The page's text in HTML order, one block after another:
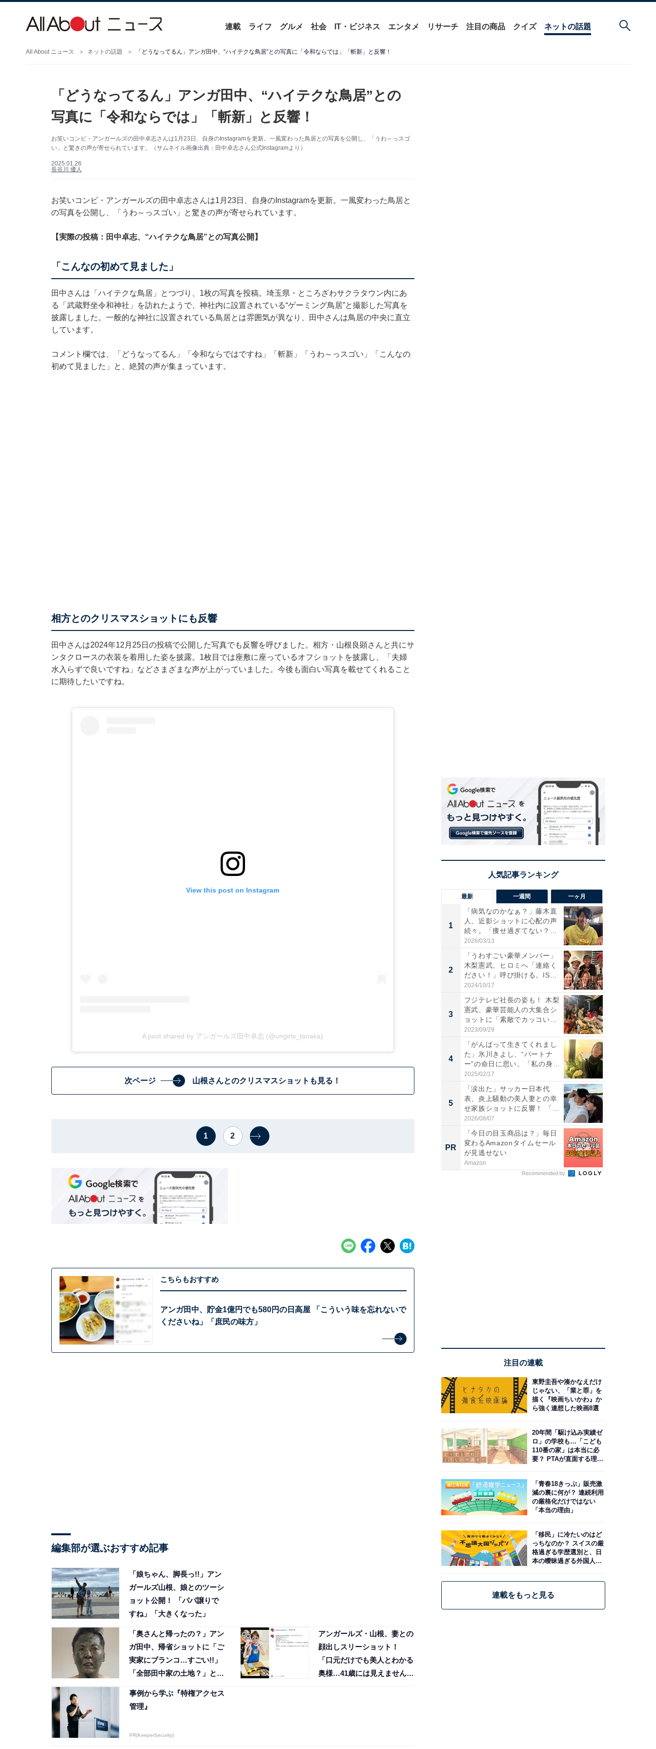
連載 ライフ グルメ 社会 IT・ビジネス エンタメ リサーチ 注目の商品 クイズ ネットの話題
All About ニュース ネットの話題 「どうなってるん」アンガ田中、“ハイテクな鳥居”との写真に「令和ならでは」「斬新」と反響！
「どうなってるん」アンガ田中、“ハイテクな鳥居”との
写真に「令和ならでは」「斬新」と反響！
お笑いコンビ・アンガールズの田中卓志さんは1月23日、自身のInstagramを更新。一風変わった鳥居との写真を公開し、「うわ～っスゴ
い」と驚きの声が寄せられています。（サムネイル画像出典：田中卓志さん公式Instagramより）
2025.01.26
長谷川 優人
お笑いコンビ・アンガールズの田中卓志さんは1月23日、自身のInstagramを更新。一風変わった鳥居と
の写真を公開し、「うわ～っスゴい」と驚きの声が寄せられています。
【実際の投稿：田中卓志、“ハイテクな鳥居”との写真公開】
「こんなの初めて見ました」
田中さんは「ハイテクな鳥居」とつづり、1枚の写真を投稿。埼玉県・ところざわサクラタウン内にあ
る「武蔵野坐令和神社」を訪れたようで、神社内に設置されている“ゲーミング鳥居”と撮影した写真を
披露しました。一般的な神社に設置されている鳥居とは雰囲気が異なり、田中さんは鳥居の中央に直立
しています。
コメント欄では、「どうなってるん」「令和ならではですね」「斬新」「うわ～っスゴい」「こんなの
初めて見ました」と、絶賛の声が集まっています。
相方とのクリスマスショットにも反響
田中さんは2024年12月25日の投稿で公開した写真でも反響を呼びました。相方・山根良顕さんと共にサ
ンタクロースの衣装を着用した姿を披露。1枚目では座敷に座っているオフショットを披露し、「夫婦
水入らずで良いですね」などさまざまな声が上がっていました。今後も面白い写真を載せてくれること
に期待したいですね。
View this post on Instagram
A post shared by アンガールズ田中卓志 (@ungirls_tanaka)
次ページ 山根さんとのクリスマスショットも見る！
1 2
こちらもおすすめ
アンガ田中、貯金1億円でも580円の日高屋 「こういう味を忘れないで
くださいね」「庶民の味方」
編集部が選ぶおすすめ記事
「娘ちゃん、脚長っ!!」アン
ガールズ山根、娘とのツーシ
ョット公開！ 「パパ譲りで
すね」「大きくなった」
「奥さんと帰ったの？」アン
ガ田中、帰省ショットに「ご
実家にブランコ…すごい!!」
「全部田中家の土地？」と反
アンガールズ・山根、妻との
顔出しスリーショット！
「口元だけでも美人とわかる
奥様…41歳には見えません
事例から学ぶ『特権アクセス
管理』
PR(KeeperSecurity)
最新 一週間 一ヶ月
1
「病気なのかなぁ？」藤木直
人、近影ショットに心配の声
続々。「痩せ過ぎてない？」
「...
2026/03/13
2
「うわすごい豪華メンバー」
木梨憲武、ヒロミへ「連絡く
ださい！」呼び掛ける。IS
S...
2024/10/17
3
フジテレビ社長の姿も！ 木梨
憲武、豪華芸能人の大集合シ
ョットに「素敵でカッコい
い...
2023/09/29
4
「がんばって生きてくれまし
た」氷川きよし、“パートナ
ー”の命日に思い。「私の身
体...
2025/02/17
5
「涙出た」サッカー日本代
表、炎上騒動の美人妻との幸
せ家族ショットに反響！ 「最
高...
2026/08/07
PR
「今日の目玉商品は？」毎日
変わるAmazonタイムセール
が見逃せない
Amazon
Recommended by
注目の連載
東野圭吾や湊かなえだけ
じゃない、「業と罪」を
描く『映画ちいかわ』か
ら強く連想した映画8選
20年間「駆け込み実績ゼ
ロ」の学校も…「こども
110番の家」は本当に必
要？ PTAが直面する理想
「青春18きっぷ」販売激
減の裏に何が？ 連続利用
の厳格化だけではない
「本当の理由」
「移民」に冷たいのはど
っちなのか？ スイスの厳
格過ぎる学歴選別と、日
本の曖昧過ぎる外国人政
連載をもっと見る